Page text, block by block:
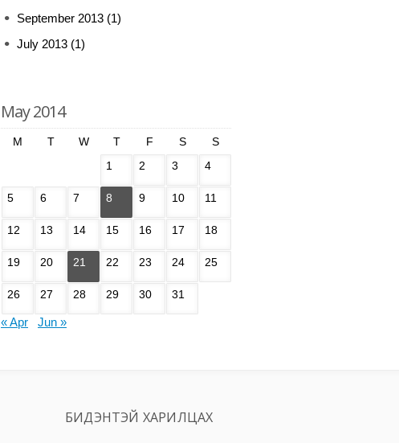
September 2013 (1)
July 2013 (1)
May 2014
M T W T F S
S
1
2 3 4
5 6 7 8 9 10 11
12 13 14 15 16 17 18
19 20 21 22 23 24 25
26 27 28 29 30 31
« Apr Jun »
БИДЭНТЭЙ ХАРИЛЦАХ